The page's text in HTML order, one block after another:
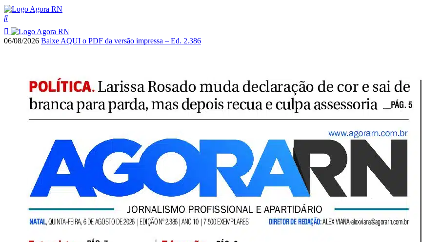
06/08/2026 Baixe AQUI o PDF da versão impressa – Ed. 2.386